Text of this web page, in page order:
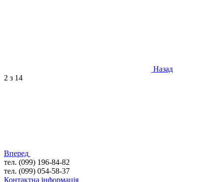
Назад
2 з 14
Вперед
тел. (099) 196-84-82
тел. (099) 054-58-37
Контактна інформація